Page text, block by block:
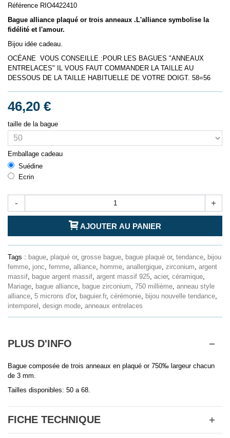
Référence RIO4422410
Bague alliance plaqué or trois anneaux .L'alliance symbolise la
fidélité et l'amour.
Bijou idée cadeau.
OCÉANE VOUS CONSEILLE :POUR LES BAGUES "ANNEAUX
ENTRELACES" IL VOUS FAUT COMMANDER LA TAILLE AU
DESSOUS DE LA TAILLE HABITUELLE DE VOTRE DOIGT. 58=56
46,20 €
taille de la bague
Emballage cadeau
Suédine
Ecrin
- +
AJOUTER AU PANIER
Tags : bague, plaqué or, grosse bague, bague plaqué or, tendance, bijou
femme, jonc, femme, alliance, homme, anallergique, zirconium, argent
massif, bague argent massif, argent massif 925, acier, céramique,
Mariage, bague alliance, bague zirconium, 750 millième, anneau style
alliance, 5 microns d'or, baguier.fr, cérémonie, bijou nouvelle tendance,
intemporel , design mode, anneaux entrelaces
PLUS D'INFO
Bague composée de trois anneaux en plaqué or 750‰ largeur chacun
de 3 mm.
Tailles disponibles: 50 a 68.
FICHE TECHNIQUE